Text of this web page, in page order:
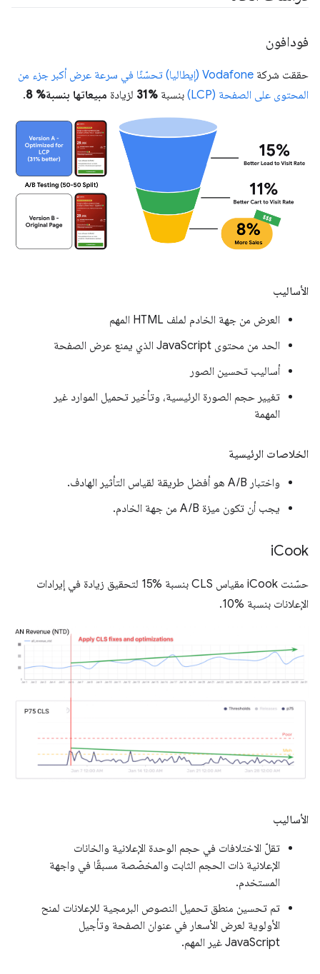
فودافون
حققت شركة
Vodafone (إيطاليا) تحسّنًا في سرعة عرض أكبر جزء من
المحتوى على الصفحة (LCP)
بنسبة %31 لزيادة مبيعاتها بنسبة% 8 .
الأساليب
العرض من جهة الخادم لملف HTML المهم
الحد من محتوى JavaScript الذي يمنع عرض الصفحة
أساليب تحسين الصور
تغيير حجم الصورة الرئيسية، وتأخير تحميل الموارد غير
المهمة
الخلاصات الرئيسية
واختبار A/B هو أفضل طريقة لقياس التأثير الهادف.
يجب أن تكون ميزة A/B من جهة الخادم.
iCook
حسّنت iCook مقياس CLS بنسبة ‎15% لتحقيق زيادة في إيرادات
الإعلانات بنسبة ‎10%.
الأساليب
تقلّ الاختلافات في حجم الوحدة الإعلانية والخانات
الإعلانية ذات الحجم الثابت والمخصّصة مسبقًا في واجهة
المستخدم.
تم تحسين منطق تحميل النصوص البرمجية للإعلانات لمنح
الأولوية لعرض الأسعار في عنوان الصفحة وتأجيل
JavaScript غير المهم.